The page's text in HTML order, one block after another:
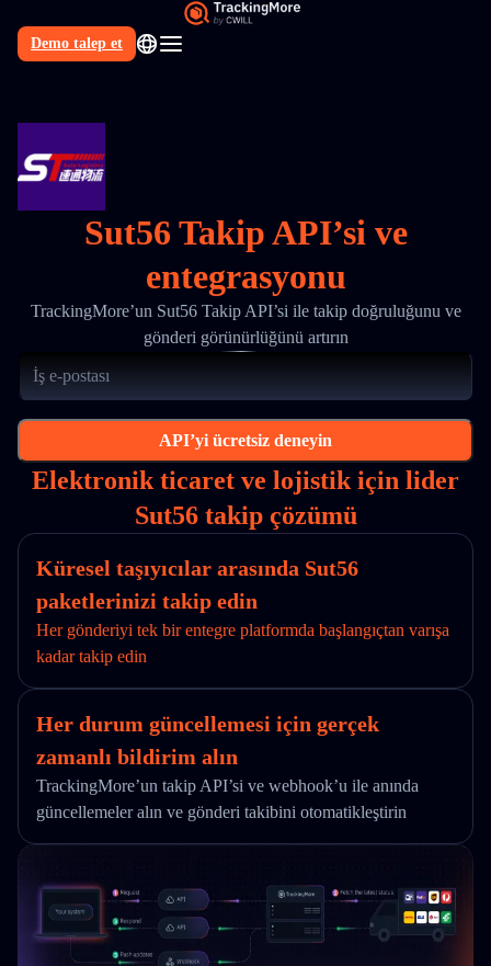
Demo talep et
Sut56 Takip API’si ve
entegrasyonu
TrackingMore’un Sut56 Takip API’si ile takip doğruluğunu ve
gönderi görünürlüğünü artırın
API’yi ücretsiz deneyin
Elektronik ticaret ve lojistik için lider
Sut56 takip çözümü
Küresel taşıyıcılar arasında Sut56
paketlerinizi takip edin
Her gönderiyi tek bir entegre platformda başlangıçtan varışa
kadar takip edin
Her durum güncellemesi için gerçek
zamanlı bildirim alın
TrackingMore’un takip API’si ve webhook’u ile anında
güncellemeler alın ve gönderi takibini otomatikleştirin